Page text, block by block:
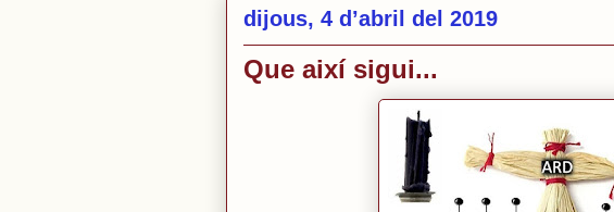
dijous, 4 d’abril del 2019
Que així sigui...